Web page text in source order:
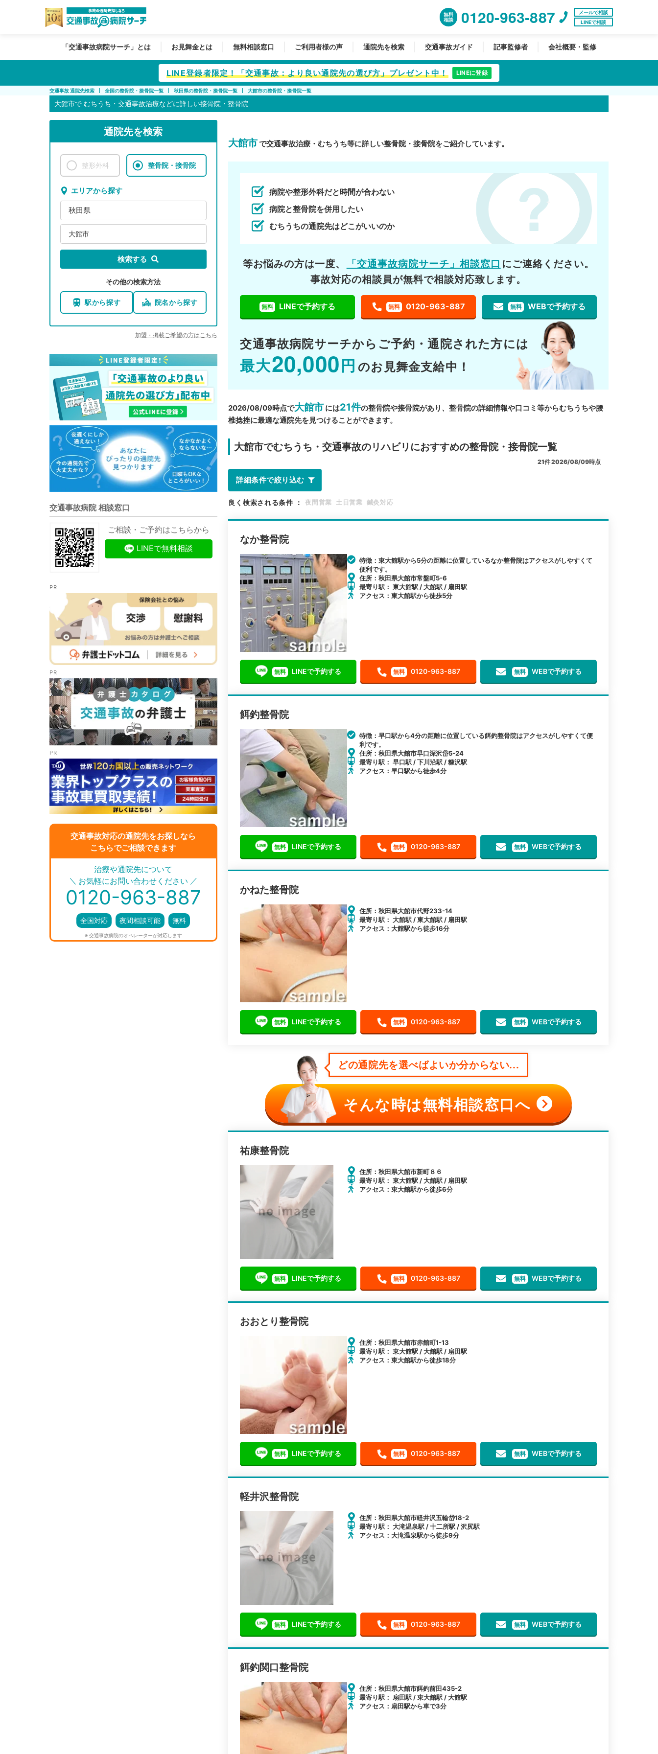
無料
相談
0120-963-887
メールで相談
LINEで相談
「交通事故病院サーチ」とは お見舞金とは 無料相談窓口 ご利用者様の声 通院先を検索 交通事故ガイド 記事監修者 会社概要・監修
LINE登録者限定！「交通事故：より良い通院先の選び方」プレゼント中！ LINEに登録
交通事故 通院先検索 全国の整骨院・接骨院一覧 秋田県の整骨院・接骨院一覧 大館市の整骨院・接骨院一覧
大館市で むちうち・交通事故治療などに詳しい接骨院・整骨院
通院先を検索
整形外科 整骨院・接骨院
エリアから探す
秋田県
大館市
検索する
その他の検索方法
駅から探す 院名から探す
加盟・掲載ご希望の方はこちら
交通事故病院 相談窓口
ご相談・ご予約はこちらから
LINEで無料相談
交通事故対応の通院先をお探しなら
こちらでご相談できます
＼ ／
治療や通院先について
お気軽にお問い合わせください
0120-963-887
全国対応 夜間相談可能 無料
※ 交通事故病院のオペレーターが対応します
大館市で交通事故治療・むちうち等に詳しい整骨院・接骨院をご紹介しています。
病院や整形外科だと時間が合わない
病院と整骨院を併用したい
むちうちの通院先はどこがいいのか
等お悩みの方は一度、 「交通事故病院サーチ」相談窓口 にご連絡ください。
事故対応の相談員が無料で相談対応致します。
無料 LINEで予約する 無料 0120-963-887 無料 WEBで予約する
交通事故病院サーチから ご予約・通院された方には
最大20,000 円 のお見舞金支給中！
2026/08/09時点で大館市 には21件の整骨院や接骨院があり、整骨院の詳細情報や口コミ等からむちうちや腰
椎捻挫に最適な通院先を見つけることができます。
大館市でむちうち・交通事故のリハビリにおすすめの整骨院・接骨院一覧
21件2026/08/09時点
詳細条件で絞り込む
良く検索される条件 ： 夜間営業 土日営業 鍼灸対応
なか整骨院
特徴：東大館駅から5分の距離に位置しているなか整骨院はアクセスがしやすくて
便利です。
住所：秋田県大館市常盤町5-6
最寄り駅： 東大館駅 / 大館駅 / 扇田駅
アクセス：東大館駅から徒歩5分
無料 LINEで予約する 無料 0120-963-887 無料 WEBで予約する
餌釣整骨院
特徴：早口駅から4分の距離に位置している餌釣整骨院はアクセスがしやすくて便
利です。
住所：秋田県大館市早口深沢岱5-24
最寄り駅： 早口駅 / 下川沿駅 / 糠沢駅
アクセス：早口駅から徒歩4分
無料 LINEで予約する 無料 0120-963-887 無料 WEBで予約する
かねた整骨院
住所：秋田県大館市代野233-14
最寄り駅： 大館駅 / 東大館駅 / 扇田駅
アクセス：大館駅から徒歩16分
無料 LINEで予約する 無料 0120-963-887 無料 WEBで予約する
どの通院先を選べばよいか分からない...
そんな時は無料相談窓口へ
祐康整骨院
住所：秋田県大館市新町８６
最寄り駅： 東大館駅 / 大館駅 / 扇田駅
アクセス：東大館駅から徒歩6分
無料 LINEで予約する 無料 0120-963-887 無料 WEBで予約する
おおとり整骨院
住所：秋田県大館市赤館町1-13
最寄り駅： 東大館駅 / 大館駅 / 扇田駅
アクセス：東大館駅から徒歩18分
無料 LINEで予約する 無料 0120-963-887 無料 WEBで予約する
軽井沢整骨院
住所：秋田県大館市軽井沢五輪岱18-2
最寄り駅： 大滝温泉駅 / 十二所駅 / 沢尻駅
アクセス：大滝温泉駅から徒歩9分
無料 LINEで予約する 無料 0120-963-887 無料 WEBで予約する
餌釣関口整骨院
住所：秋田県大館市餌釣前田435-2
最寄り駅： 扇田駅 / 東大館駅 / 大館駅
アクセス：扇田駅から車で3分